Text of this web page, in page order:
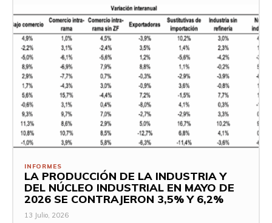
INFORMES
LA PRODUCCIÓN DE LA INDUSTRIA Y
DEL NÚCLEO INDUSTRIAL EN MAYO DE
2026 SE CONTRAJERON 3,5% Y 6,2%
13 Julio, 2026